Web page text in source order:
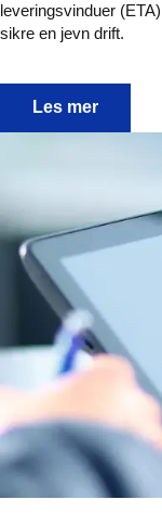
leveringsvinduer
sikre en jevn drift.
myDSV - Enkel
Les mer